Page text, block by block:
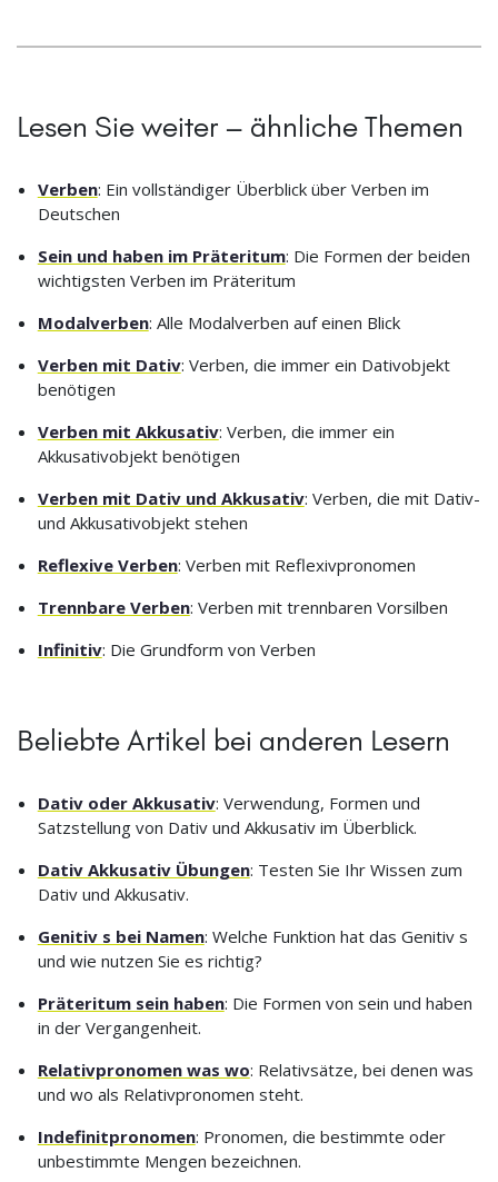
Lesen Sie weiter – ähnliche Themen
Verben: Ein vollständiger Überblick über Verben im
Deutschen
Sein und haben im Präteritum: Die Formen der beiden
wichtigsten Verben im Präteritum
Modalverben: Alle Modalverben auf einen Blick
Verben mit Dativ: Verben, die immer ein Dativobjekt
benötigen
Verben mit Akkusativ: Verben, die immer ein
Akkusativobjekt benötigen
Verben mit Dativ und Akkusativ: Verben, die mit Dativ-
und Akkusativobjekt stehen
Reflexive Verben: Verben mit Reflexivpronomen
Trennbare Verben: Verben mit trennbaren Vorsilben
Infinitiv: Die Grundform von Verben
Beliebte Artikel bei anderen Lesern
Dativ oder Akkusativ: Verwendung, Formen und
Satzstellung von Dativ und Akkusativ im Überblick.
Dativ Akkusativ Übungen: Testen Sie Ihr Wissen zum
Dativ und Akkusativ.
Genitiv s bei Namen: Welche Funktion hat das Genitiv s
und wie nutzen Sie es richtig?
Präteritum sein haben: Die Formen von sein und haben
in der Vergangenheit.
Relativpronomen was wo: Relativsätze, bei denen was
und wo als Relativpronomen steht.
Indefinitpronomen: Pronomen, die bestimmte oder
unbestimmte Mengen bezeichnen.